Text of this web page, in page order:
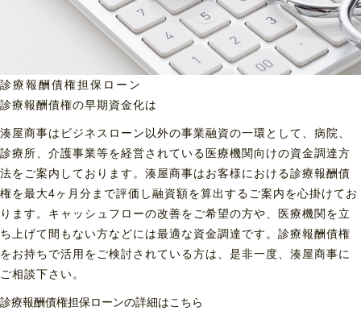
診療報酬債権担保ローン
診療報酬債権の早期資金化は
湊屋商事はビジネスローン以外の事業融資の一環として、病院、
診療所、介護事業等を経営されている医療機関向けの資金調達方
法をご案内しております。湊屋商事はお客様における診療報酬債
権を最大4ヶ月分まで評価し融資額を算出するご案内を心掛けてお
ります。キャッシュフローの改善をご希望の方や、医療機関を立
ち上げて間もない方などには最適な資金調達です。診療報酬債権
をお持ちで活用をご検討されている方は、是非一度、湊屋商事に
ご相談下さい。
診療報酬債権担保ローンの詳細はこちら